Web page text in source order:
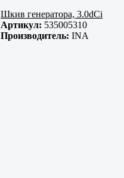
Шкив генератора, 3.0dCi
Артикул: 535005310
Производитель: INA